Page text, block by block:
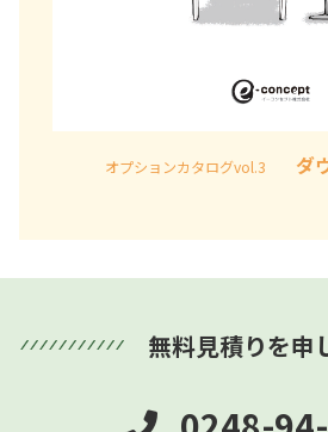
オプションカタログvol.3 ダ
無料見積りを申